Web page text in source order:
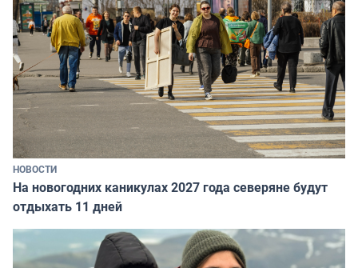
НОВОСТИ
На новогодних каникулах 2027 года северяне будут
отдыхать 11 дней